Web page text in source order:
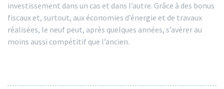
investissement dans un cas et dans l’autre. Grâce à des bonus
fiscaux et, surtout, aux économies d’énergie et de travaux
réalisées, le neuf peut, après quelques années, s’avérer au
moins aussi compétitif que l’ancien.